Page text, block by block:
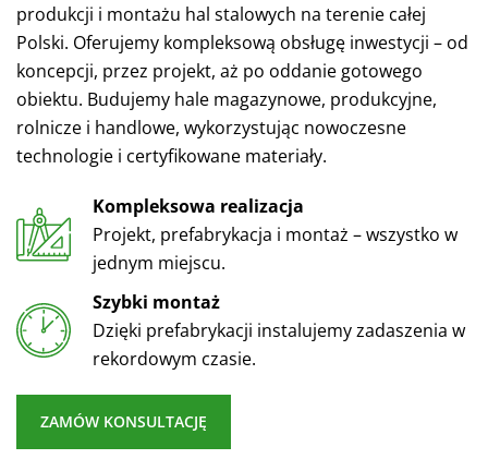
produkcji i montażu hal stalowych na terenie całej
Polski. Oferujemy kompleksową obsługę inwestycji – od
koncepcji, przez projekt, aż po oddanie gotowego
obiektu. Budujemy hale magazynowe, produkcyjne,
rolnicze i handlowe, wykorzystując nowoczesne
technologie i certyfikowane materiały.
Kompleksowa realizacja
Projekt, prefabrykacja i montaż – wszystko w
jednym miejscu.
Szybki montaż
Dzięki prefabrykacji instalujemy zadaszenia w
rekordowym czasie.
ZAMÓW KONSULTACJĘ